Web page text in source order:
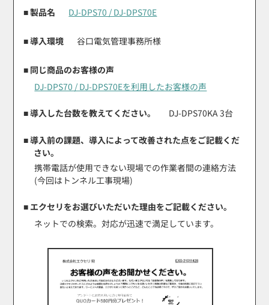
■ 製品名 DJ-DPS70 / DJ-DPS70E
■ 導入環境 谷口電気管理事務所様
■ 同じ商品のお客様の声
DJ-DPS70 / DJ-DPS70Eを利用したお客様の声
■ 導入した台数を教えてください。 DJ-DPS70KA 3台
■ 導入前の課題、導入によって改善された点をご記載くだ
さい。
携帯電話が使用できない現場での作業者間の連絡方法
(今回はトンネル工事現場)
■ エクセリをお選びいただいた理由をご記載ください。
ネットでの検索。対応が迅速で満足しています。